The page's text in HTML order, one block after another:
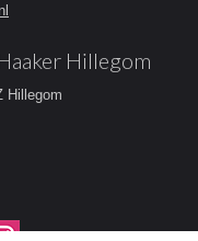
Hillegom
Hillegom